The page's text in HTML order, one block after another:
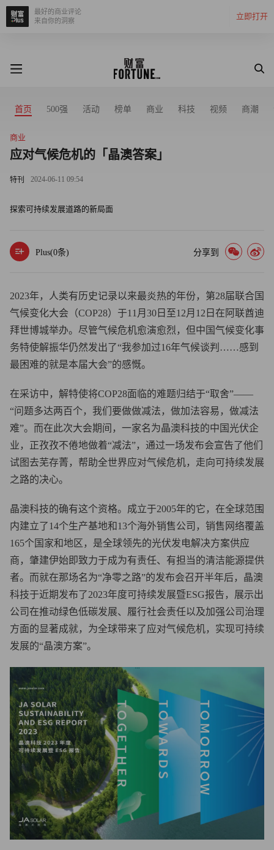
立即打开
最好的商业评论
来自你的洞察
首页 500强 活动 榜单 商业 科技 视频 商潮
商业
应对气候危机的「晶澳答案」
特刊 2024-06-11 09:54
探索可持续发展道路的新局面
Plus(0条) 分享到
2023年，人类有历史记录以来最炎热的年份，第28届联合国
气候变化大会（COP28）于11月30日至12月12日在阿联酋迪
拜世博城举办。尽管气候危机愈演愈烈，但中国气候变化事
务特使解振华仍然发出了“我参加过16年气候谈判……感到
最困难的就是本届大会”的感慨。
在采访中，解特使将COP28面临的难题归结于“取舍”——
“问题多达两百个，我们要做做减法，做加法容易，做减法
难”。而在此次大会期间，一家名为晶澳科技的中国光伏企
业，正孜孜不倦地做着“减法”，通过一场发布会宣告了他们
试图去芜存菁，帮助全世界应对气候危机，走向可持续发展
之路的决心。
晶澳科技的确有这个资格。成立于2005年的它，在全球范围
内建立了14个生产基地和13个海外销售公司，销售网络覆盖
165个国家和地区，是全球领先的光伏发电解决方案供应
商，肇建伊始即致力于成为有责任、有担当的清洁能源提供
者。而就在那场名为“净零之路”的发布会召开半年后，晶澳
科技于近期发布了2023年度可持续发展暨ESG报告，展示出
公司在推动绿色低碳发展、履行社会责任以及加强公司治理
方面的显著成就，为全球带来了应对气候危机，实现可持续
发展的“晶澳方案”。